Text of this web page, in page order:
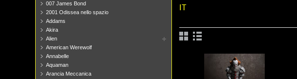
007 James Bond
2001 Odissea nello spazio
Addams
Akira
Alien
American Werewolf
Annabelle
Aquaman
Arancia Meccanica
IT